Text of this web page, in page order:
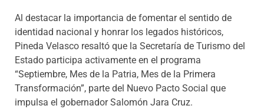
Al destacar la importancia de fomentar el sentido de
identidad nacional y honrar los legados históricos,
Pineda Velasco resaltó que la Secretaría de Turismo del
Estado participa activamente en el programa
“Septiembre, Mes de la Patria, Mes de la Primera
Transformación”, parte del Nuevo Pacto Social que
impulsa el gobernador Salomón Jara Cruz.